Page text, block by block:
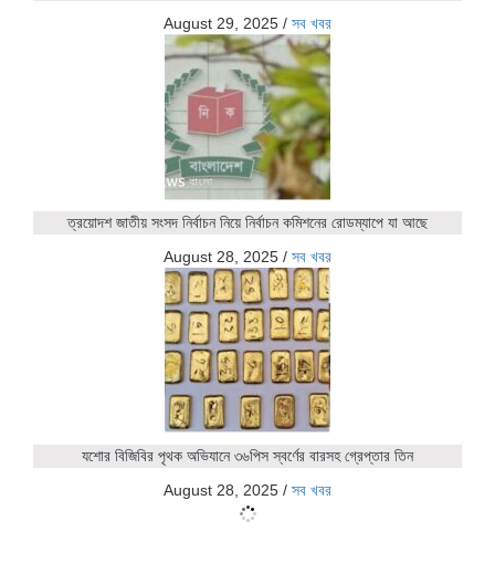
August 29, 2025 / সব খবর
ত্রয়োদশ জাতীয় সংসদ নির্বাচন নিয়ে নির্বাচন কমিশনের রোডম্যাপে যা আছে
August 28, 2025 / সব খবর
যশোর বিজিবির পৃথক অভিযানে ৩৬পিস স্বর্ণের বারসহ গ্রেপ্তার তিন
August 28, 2025 / সব খবর